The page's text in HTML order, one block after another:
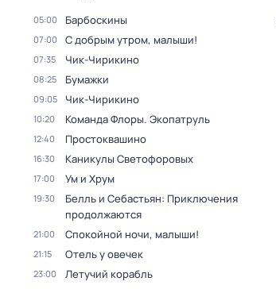
05:00 Барбоскины
07:00 С добрым утром, малыши!
07:35 Чик-Чирикино
08:25 Бумажки
09:05 Чик-Чирикино
10:20 Команда Флоры. Экопатруль
12:40 Простоквашино
16:30 Каникулы Светофоровых
17:00 Ум и Хрум
19:30
Белль и Себастьян: Приключения
продолжаются
21:00 Спокойной ночи, малыши!
21:15 Отель у овечек
23:00 Летучий корабль